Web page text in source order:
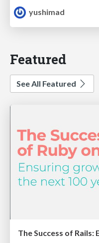
yushimad
Featured
See All Featured